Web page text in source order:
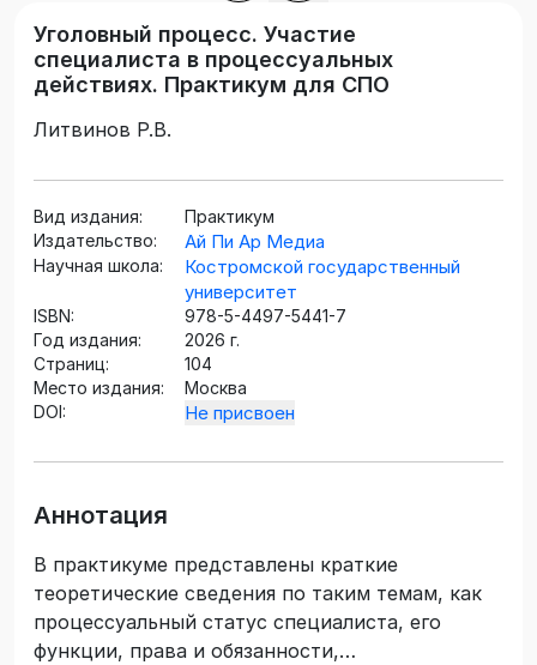
Уголовный процесс. Участие
специалиста в процессуальных
действиях. Практикум для СПО
Литвинов Р.В.
Вид издания:
Практикум
Издательство:
Ай Пи Ар Медиа
Научная школа:
Костромской государственный
университет
ISBN:
978-5-4497-5441-7
Год издания:
2026 г.
Страниц:
104
Место издания:
Москва
DOI:
Не присвоен
Аннотация
В практикуме представлены краткие
теоретические сведения по таким темам, как
процессуальный статус специалиста, его
функции, права и обязанности,